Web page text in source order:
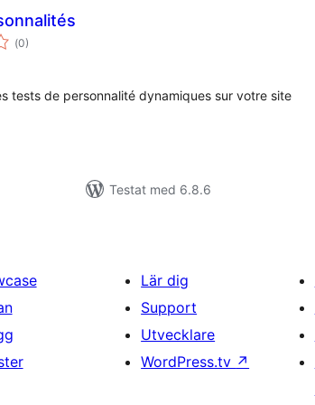
(Totalt
antal
0)
tests de personnalité dynamiques sur votre site
Testat med 6.8.6
Lär dig
Support
Utvecklare
WordPress.tv ↗